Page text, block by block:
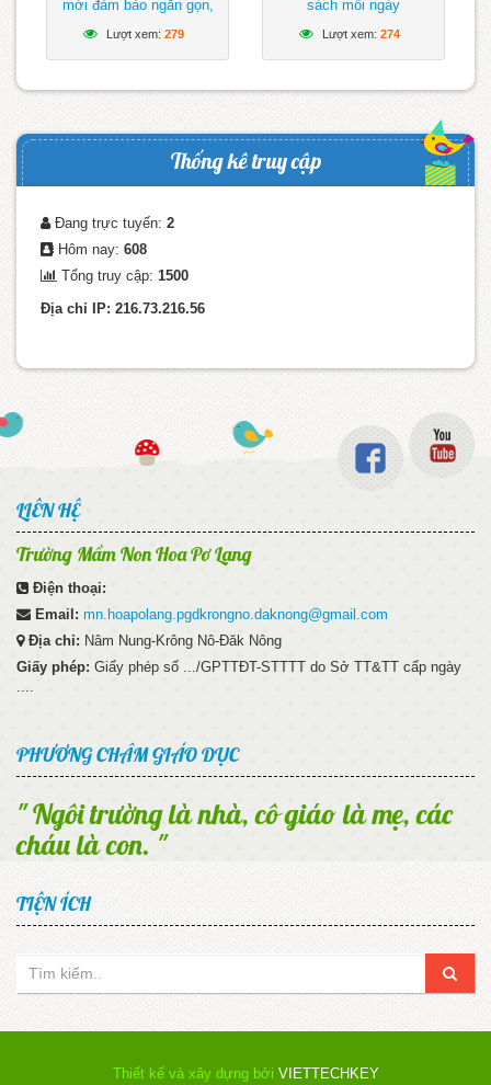
mới đảm bảo ngắn gọn,
Lượt xem: 279
sách mỗi ngày
Lượt xem: 274
Thống kê truy cập
Đang trực tuyến: 2
Hôm nay: 608
Tổng truy cập: 1500
Địa chỉ IP: 216.73.216.56
LIÊN HỆ
Trường Mầm Non Hoa Pơ Lang
Điện thoại:
Email: mn.hoapolang.pgdkrongno.daknong@gmail.com
Địa chỉ: Nâm Nung-Krông Nô-Đăk Nông
Giấy phép: Giấy phép số .../GPTTĐT-STTTT do Sở TT&TT cấp ngày
PHƯƠNG CHÂM GIÁO DỤC
" Ngôi trường là nhà, cô giáo là mẹ, các
cháu là con. "
TIỆN ÍCH
Thiết kế và xây dựng bởi VIETTECHKEY